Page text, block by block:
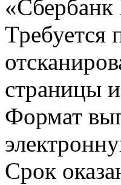
«Сбербанк
Требуется
страницы
Формат
Срок